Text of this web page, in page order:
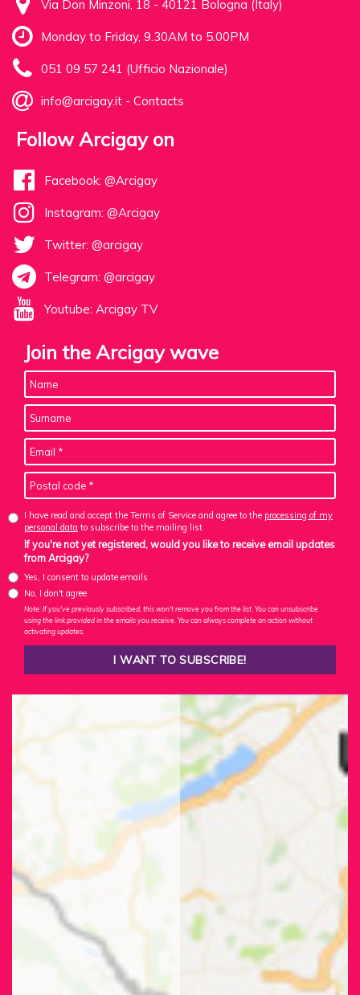
Via Don Minzoni, 18 - 40121 Bologna (Italy)
Monday to Friday, 9.30AM to 5.00PM
051 09 57 241 (Ufficio Nazionale)
info@arcigay.it - Contacts
Follow Arcigay on
Facebook: @Arcigay
Instagram: @Arcigay
Twitter: @arcigay
Telegram: @arcigay
Youtube: Arcigay TV
Join the Arcigay wave
I have read and accept the Terms of Service and agree to the processing of my
personal data to subscribe to the mailing list
If you're not yet registered, would you like to receive email updates
from Arcigay?
Yes, I consent to update emails
No, I don't agree
Note: If you've previously subscribed, this won't remove you from the list. You can unsubscribe
using the link provided in the emails you receive. You can always complete an action without
activating updates.